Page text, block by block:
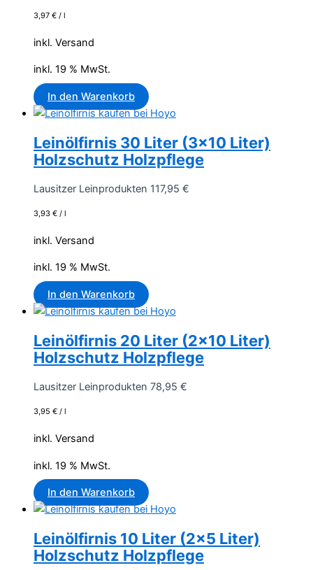
3,97 € / l
inkl. Versand
inkl. 19 % MwSt.
In den Warenkorb
Leinölfirnis 30 Liter (3×10 Liter)
Holzschutz Holzpflege
Lausitzer Leinprodukten 117,95 €
3,93 € / l
inkl. Versand
inkl. 19 % MwSt.
In den Warenkorb
Leinölfirnis 20 Liter (2×10 Liter)
Holzschutz Holzpflege
Lausitzer Leinprodukten 78,95 €
3,95 € / l
inkl. Versand
inkl. 19 % MwSt.
In den Warenkorb
Leinölfirnis 10 Liter (2×5 Liter)
Holzschutz Holzpflege